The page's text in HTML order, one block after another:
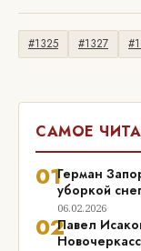
#1325 #1327
САМОЕ
01Герман
уборкой
06.02.2026
02Павел